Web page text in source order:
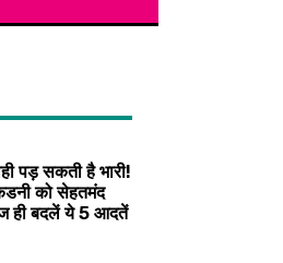
पड़ सकती है भारी!
को सेहतमंद
ही बदलें ये 5 आदतें